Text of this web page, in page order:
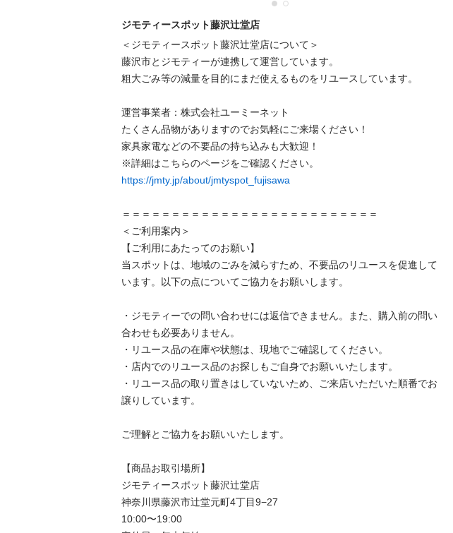
ジモティースポット藤沢辻堂店
＜ジモティースポット藤沢辻堂店について＞
藤沢市とジモティーが連携して運営しています。
粗⼤ごみ等の減量を⽬的にまだ使えるものをリユースしています。
運営事業者：株式会社ユーミーネット
たくさん品物がありますのでお気軽にご来場ください！
家具家電などの不要品の持ち込みも大歓迎！
https://jmty.jp/about/jmtyspot_fujisawa
＝＝＝＝＝＝＝＝＝＝＝＝＝＝＝＝＝＝＝＝＝＝＝＝＝＝
＜ご利用案内＞
【ご利用にあたってのお願い】
当スポットは、地域のごみを減らすため、不要品のリユースを促進して
います。以下の点についてご協力をお願いします。
・ジモティーでの問い合わせには返信できません。また、購入前の問い
合わせも必要ありません。
・リユース品の在庫や状態は、現地でご確認してください。
・店内でのリユース品のお探しもご自身でお願いいたします。
・リユース品の取り置きはしていないため、ご来店いただいた順番でお
譲りしています。
ご理解とご協力をお願いいたします。
【商品お取引場所】
ジモティースポット藤沢辻堂店
神奈川県藤沢市辻堂元町4丁目9−27
10:00〜19:00